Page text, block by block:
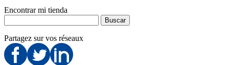
Encontrar mi tienda
Partagez sur vos réseaux